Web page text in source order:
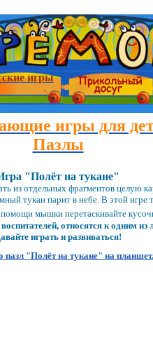
игры
игры для
Пазлы
"Полёт на тукане"
из отдельных фрагментов целую
тукан парит в небе. В этой
мышки перетаскивайте
относятся к одним
играть и развиваться!
пазл "Полёт на тукане" на